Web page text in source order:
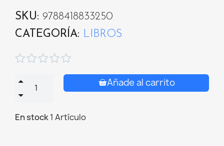
SKU
9788418833250
CATEGORÍA
LIBROS

Añade al carrito
En stock1 Artículo